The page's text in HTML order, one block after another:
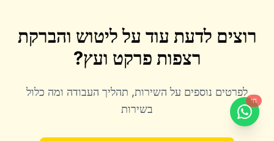
רוצים לדעת עוד עלליטוש והברקת
רצפות פרקט ועץ?
לפרטים נוספים על השירות, תהליך העבודה ומה כלול
בשירות
חי